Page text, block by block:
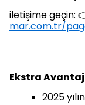
iletişime geçin:
mar.com.tr/
Ekstra
2025